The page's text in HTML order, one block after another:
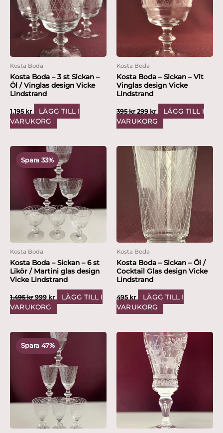
Kosta Boda
Kosta Boda – 3 st Sickan –
Öl / Vinglas design Vicke
Lindstrand
1,195 kr
LÄGG TILL I
VARUKORG
Kosta Boda
Kosta Boda – Sickan – Vit
Vinglas design Vicke
Lindstrand
395kr 299 kr
LÄGG TILL I
VARUKORG
Spara 33%
Kosta Boda
Kosta Boda – Sickan – 6 st
Likör / Martini glas design
Vicke Lindstrand
1,495kr
Det
ursprungliga
1,495 kr.
999 kr
Det
nuvarande
priset
är:
999 kr.
LÄGG TILL I
VARUKORG
Kosta Boda
Kosta Boda – Sickan – Öl /
Cocktail Glas design Vicke
Lindstrand
495 kr
LÄGG TILL I
VARUKORG
Spara 47%
ursprungliga
1,495 kr.
Det
nuvarande
priset
är:
799 kr.